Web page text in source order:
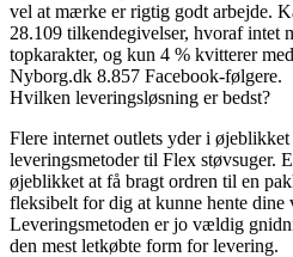
vel at mærke er rigtig godt arbejde.
28.109 tilkendegivelser, hvoraf intet
topkarakter, og kun 4 % kvitterer
Nyborg.dk 8.857 Facebook-følgere.
Hvilken leveringsløsning er bedst?
Flere internet outlets yder i
leveringsmetoder til Flex støvsuger.
øjeblikket at få bragt ordren til en
fleksibelt for dig at kunne hente dine
Leveringsmetoden er jo vældig
den mest letkøbte form for levering.